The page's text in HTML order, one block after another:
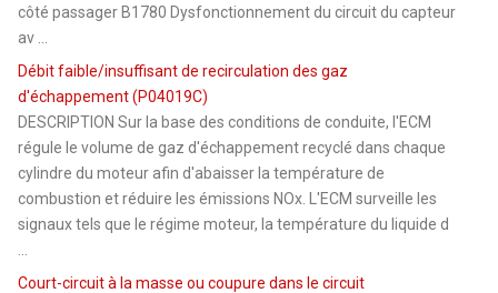
côté passager B1780 Dysfonctionnement du circuit du capteur
av ...
Débit faible/insuffisant de recirculation des gaz
d'échappement (P04019C)
DESCRIPTION Sur la base des conditions de conduite, l'ECM
régule le volume de gaz d'échappement recyclé dans chaque
cylindre du moteur afin d'abaisser la température de
combustion et réduire les émissions NOx. L'ECM surveille les
signaux tels que le régime moteur, la température du liquide d
Court-circuit à la masse ou coupure dans le circuit